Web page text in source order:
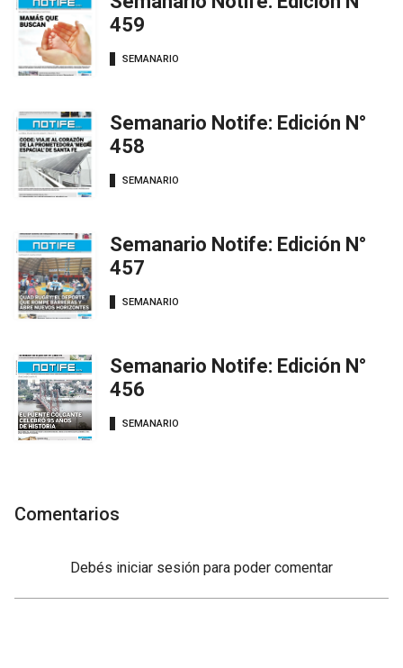
459
SEMANARIO
Semanario Notife: Edición N°
458
SEMANARIO
Semanario Notife: Edición N°
457
SEMANARIO
Semanario Notife: Edición N°
456
SEMANARIO
Comentarios
Debés iniciar sesión para poder comentar